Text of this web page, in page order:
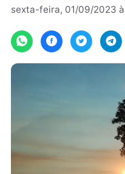
sexta-feira, 01/09/2023